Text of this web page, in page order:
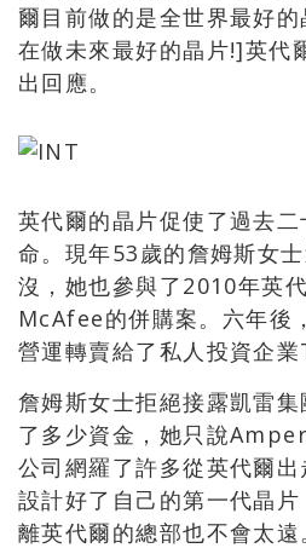
爾目前做的是全世界最好
在做未來最好的晶片!]英代
出回應。
英代爾的晶片促使了過去
命。現年53歲的詹姆斯女
沒，她也參與了2010年英
McAfee的併購案。六年後
營運轉賣給了私人投資企業
詹姆斯女士拒絕接露凱雷
了多少資金，她只說
公司網羅了許多從英代爾
設計好了自己的第一代晶
離英代爾的總部也不會太遠